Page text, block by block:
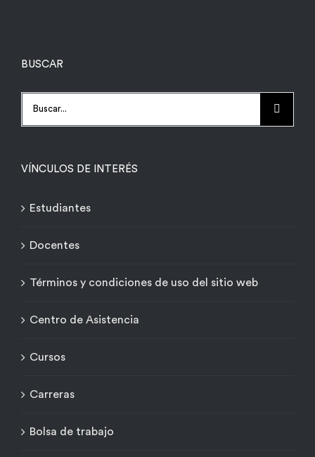
BUSCAR
Buscar:
VÍNCULOS DE INTERÉS
Estudiantes
Docentes
Términos y condiciones de uso del sitio web
Centro de Asistencia
Cursos
Carreras
Bolsa de trabajo